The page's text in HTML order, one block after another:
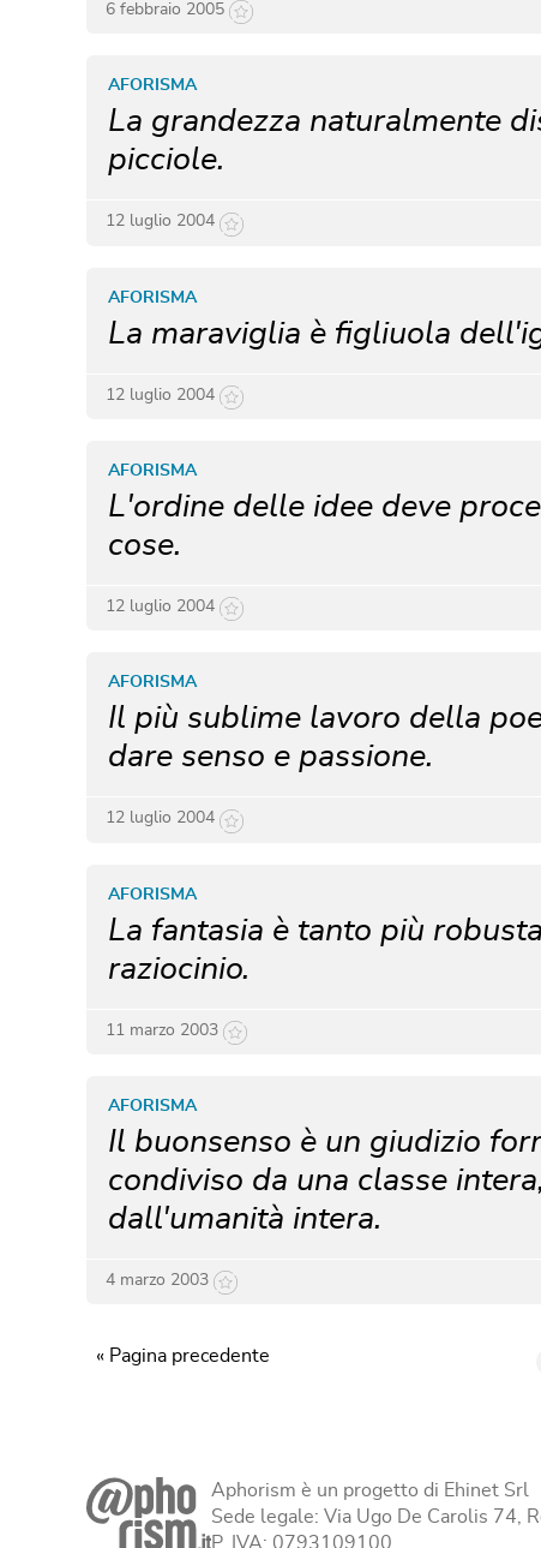
6 febbraio 2005
La grandezza naturalmente
picciole.
AFORISMA
12 luglio 2004
La maraviglia è figliuola
AFORISMA
12 luglio 2004
L'ordine delle idee deve
cose.
AFORISMA
12 luglio 2004
Il più sublime lavoro della
dare senso e passione.
AFORISMA
12 luglio 2004
La fantasia è tanto più
raziocinio.
AFORISMA
11 marzo 2003
Il buonsenso è un giudizio
condiviso da una classe
dall'umanità intera.
AFORISMA
4 marzo 2003
« Pagina precedente
Aphorism è un progetto di Ehinet Srl
Sede legale: Via Ugo De Carolis 74,
P. IVA: 0793109100